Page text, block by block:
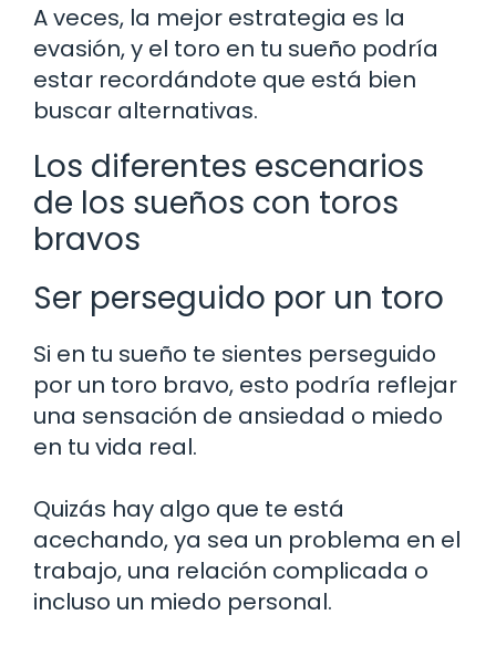
A veces, la mejor estrategia es la
evasión, y el toro en tu sueño podría
estar recordándote que está bien
buscar alternativas.
Los diferentes escenarios
de los sueños con toros
bravos
Ser perseguido por un toro
Si en tu sueño te sientes perseguido
por un toro bravo, esto podría reflejar
una sensación de ansiedad o miedo
en tu vida real.
Quizás hay algo que te está
acechando, ya sea un problema en el
trabajo, una relación complicada o
incluso un miedo personal.